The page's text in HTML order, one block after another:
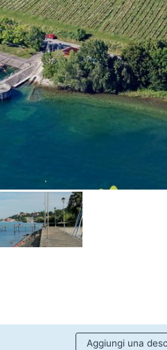
Aggiungi una